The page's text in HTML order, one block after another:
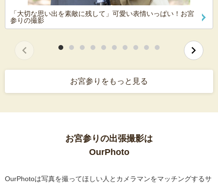
「大切な思い出を素敵に残して」可愛い表情いっぱい！お宮
参りの撮影
お宮参りをもっと見る
お宮参りの出張撮影は
OurPhoto
OurPhotoは写真を撮ってほしい人とカメラマンをマッチングするサ